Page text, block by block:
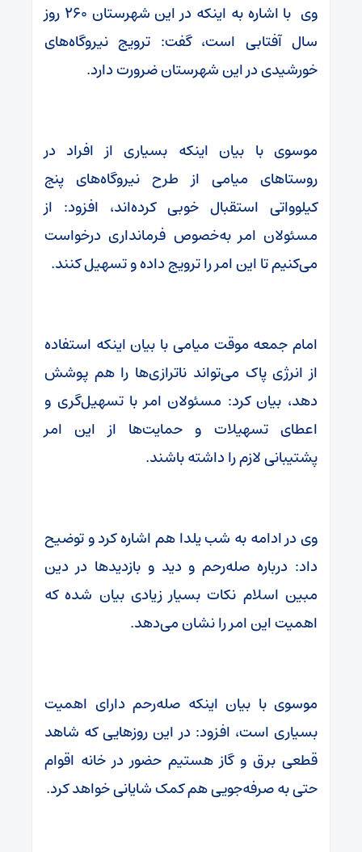
وی با اشاره به اینکه در این شهرستان ۲۶۰ روز
سال آفتابی است، گفت: ترویج نیروگاه‌های
خورشیدی در این شهرستان ضرورت دارد.
موسوی با بیان اینکه بسیاری از افراد در
روستاهای میامی از طرح نیروگاه‌های پنج
کیلوواتی استقبال خوبی کرده‌اند، افزود: از
مسئولان امر به‌خصوص فرمانداری درخواست
می‌کنیم تا این امر را ترویج داده و تسهیل کنند.
امام جمعه موقت میامی با بیان اینکه استفاده
از انرژی پاک می‌تواند ناترازی‌ها را هم پوشش
دهد، بیان کرد: مسئولان امر با تسهیل‌گری و
اعطای تسهیلات و حمایت‌ها از این امر
پشتیبانی لازم را داشته باشند.
وی در ادامه به شب یلدا هم اشاره کرد و توضیح
داد: درباره صله‌رحم و دید و بازدیدها در دین
مبین اسلام نکات بسیار زیادی بیان شده که
اهمیت این امر را نشان می‌دهد.
موسوی با بیان اینکه صله‌رحم دارای اهمیت
بسیاری است، افزود: در این روزهایی که شاهد
قطعی برق و گاز هستیم حضور در خانه اقوام
حتی به صرفه‌جویی هم کمک شایانی خواهد کرد.